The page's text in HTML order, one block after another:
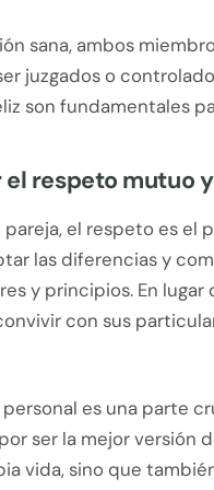
sana, ambos
juzgados o
son fundamentales
el respeto mutuo
pareja, el respeto es el
las diferencias y
y principios. En
con sus
es una parte
ser la mejor versión
vida, sino que